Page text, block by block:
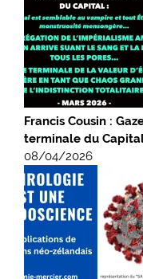
Francis Cousin :
terminale du
08/04/2026